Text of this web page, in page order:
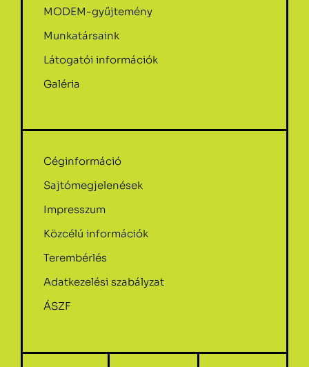
MODEM-gyűjtemény
Munkatársaink
Látogatói információk
Galéria
Céginformáció
Sajtómegjelenések
Impresszum
Közcélú információk
Terembérlés
Adatkezelési szabályzat
ÁSZF